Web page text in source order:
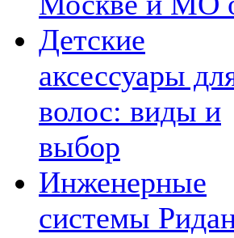
Детские
аксессуары
волос: виды и
выбор
Инженерные
системы